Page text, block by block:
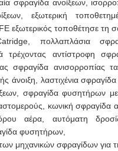
σφραγίδα ανοίξεων,
εξωτερική
εξωτερικός τοποθέτησε τη
πολλαπλάσια
τρέχοντας αντίστροφη
σφραγίδα ανισορροπίας
άνοιξη, λαστιχένια
σφραγίδα φυσητήρων
κωνική σφραγίδα
αέρα, αυτόματη
φυσητήρων,
μηχανικών σφραγίδων για